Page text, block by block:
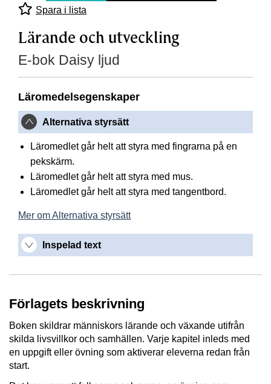
Spara i lista
Lärande och utveckling
E-bok Daisy ljud
Läromedelsegenskaper
Alternativa styrsätt
Läromedlet går helt att styra med fingrarna på en
pekskärm.
Läromedlet går helt att styra med mus.
Läromedlet går helt att styra med tangentbord.
Mer om Alternativa styrsätt
Inspelad text
Förlagets beskrivning
Boken skildrar människors lärande och växande utifrån
skilda livsvillkor och samhällen. Varje kapitel inleds med
en uppgift eller övning som aktiverar eleverna redan från
start.